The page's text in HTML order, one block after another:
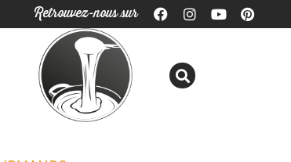
Retrouvez-nous sur